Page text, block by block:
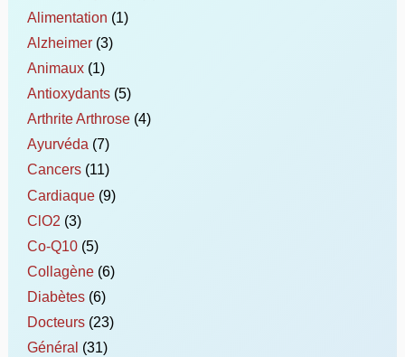
Alimentation (1)
Alzheimer (3)
Animaux (1)
Antioxydants (5)
Arthrite Arthrose (4)
Ayurvéda (7)
Cancers (11)
Cardiaque (9)
ClO2 (3)
Co-Q10 (5)
Collagène (6)
Diabètes (6)
Docteurs (23)
Général (31)